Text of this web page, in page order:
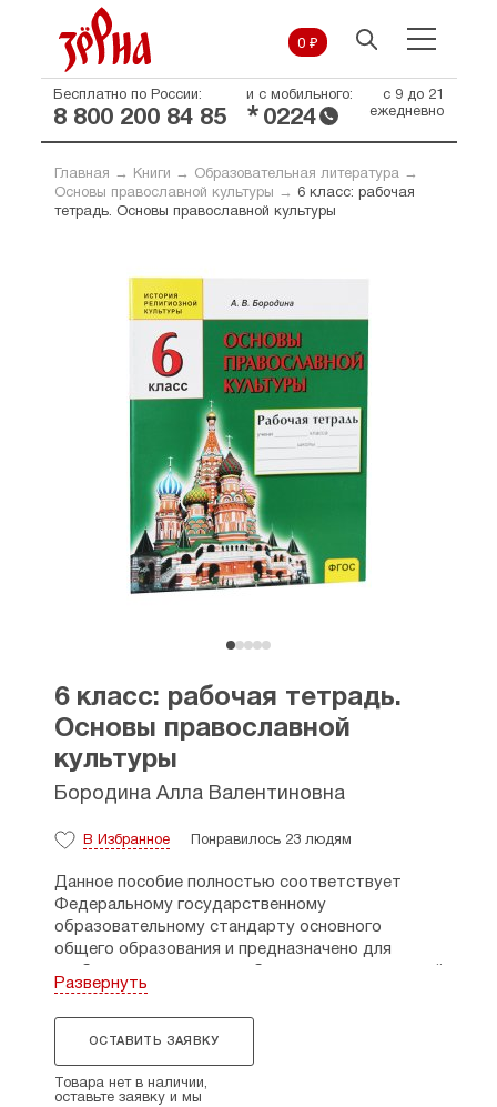
0 ₽
Бесплатно по России:
8 800 200 84 85
и с мобильного:
* 0224
с 9 до 21
ежедневно
Главная → Книги → Образовательная литература→
Основы православной культуры → 6 класс: рабочая
тетрадь. Основы православной культуры
6 класс: рабочая тетрадь.
Основы православной
культуры
Бородина Алла Валентиновна
В Избранное Понравилось 23 людям
Данное пособие полностью соответствует
Федеральному государственному
образовательному стандарту основного
общего образования и предназначено для
области «Основы
культуры народов России».
Рабочая тетрадь является частью
учебно-методического
комплекта для 6 класса
по проекту А. В. Бородиной
Развернуть
ОСТАВИТЬ ЗАЯВКУ
Товара нет в наличии,
оставьте заявку и мы